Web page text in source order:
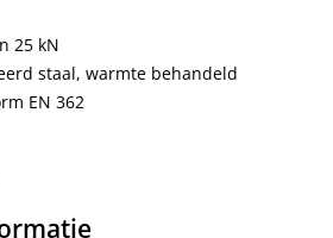
25 kN
staal, warmte behandeld
EN 362